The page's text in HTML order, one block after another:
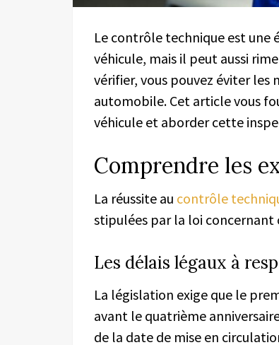
Le contrôle technique est
véhicule, mais il peut aussi
vérifier, vous pouvez éviter les
automobile. Cet article vous
véhicule et aborder cette
Comprendre les
La réussite au contrôle
stipulées par la loi
Les délais légaux à
La législation exige que le
avant le quatrième
de la date de mise en